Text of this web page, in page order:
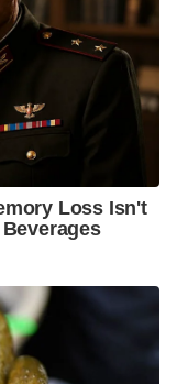
Loss Isn't